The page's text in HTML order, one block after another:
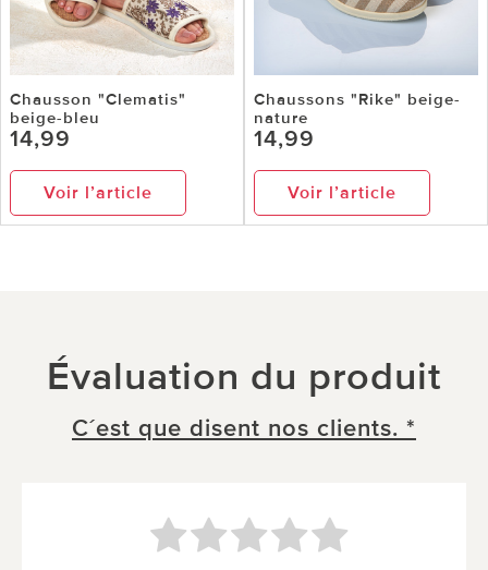
Chausson "Clematis"
beige-bleu
14,99
Voir l’article
Chaussons "Rike" beige-
nature
14,99
Voir l’article
Évaluation du produit
C´est que disent nos clients. *